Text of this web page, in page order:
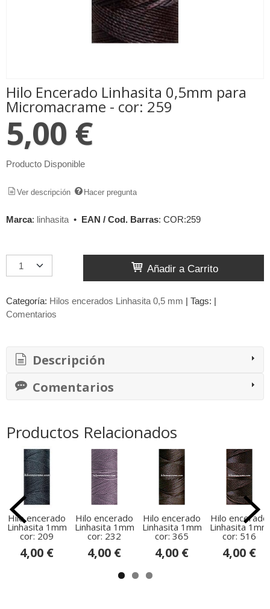
Hilo Encerado Linhasita 0,5mm para
Micromacrame - cor: 259
5,00 €
Producto Disponible
Ver descripción Hacer pregunta
Marca: linhasita • EAN / Cod. Barras: COR:259
Añadir a Carrito
Categoría: Hilos encerados Linhasita 0,5 mm | Tags: |
Comentarios
Descripción
Comentarios
Productos Relacionados
Hilo encerado
Linhasita 1mm
cor: 209
4,00 €
Hilo encerado
Linhasita 1mm
cor: 232
4,00 €
Hilo encerado
Linhasita 1mm
cor: 365
4,00 €
Hilo encerado
Linhasita 1mm
cor: 516
4,00 €